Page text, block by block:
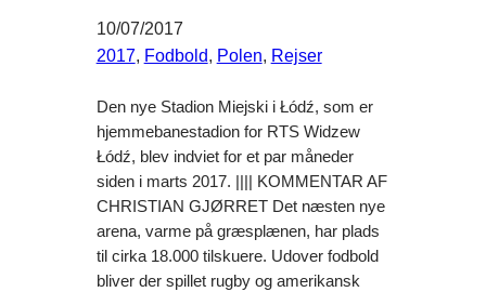
10/07/2017
2017, Fodbold, Polen, Rejser
Den nye Stadion Miejski i Łódź, som er
hjemmebanestadion for RTS Widzew
Łódź, blev indviet for et par måneder
siden i marts 2017. |||| KOMMENTAR AF
CHRISTIAN GJØRRET Det næsten nye
arena, varme på græsplænen, har plads
til cirka 18.000 tilskuere. Udover fodbold
bliver der spillet rugby og amerikansk